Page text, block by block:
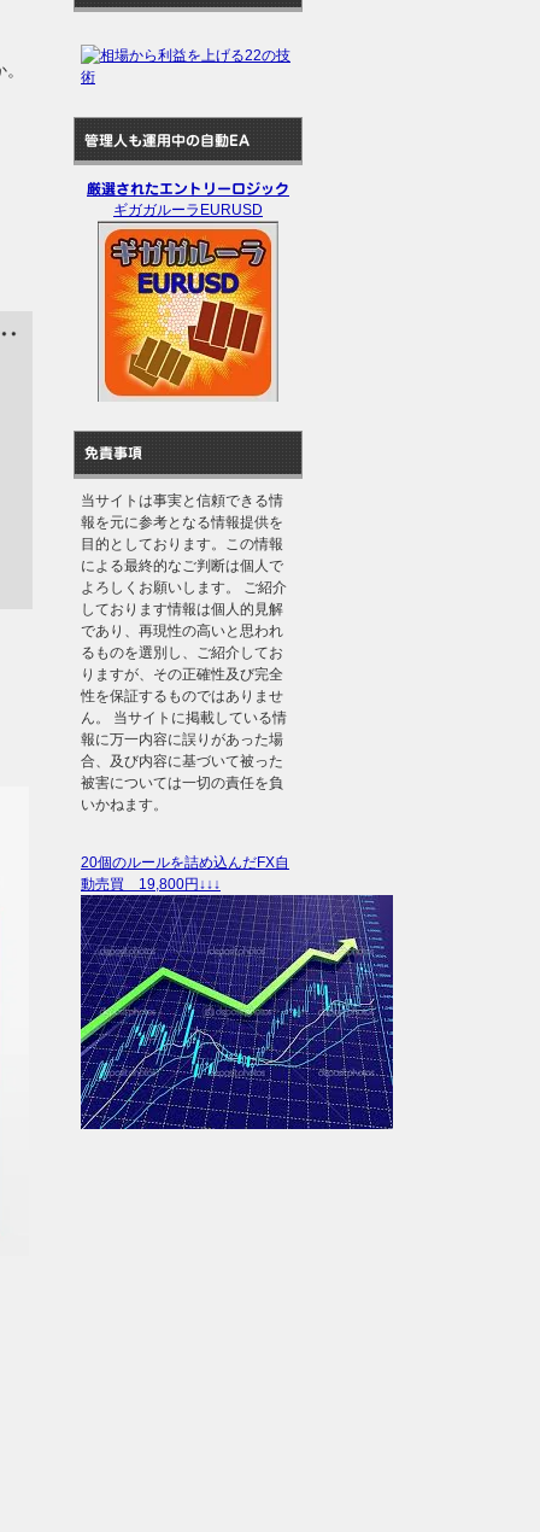
管理人も運用中の自動EA
厳選されたエントリーロジック
ギガガルーラEURUSD
免責事項
当サイトは事実と信頼できる情
報を元に参考となる情報提供を
目的としております。この情報
による最終的なご判断は個人で
よろしくお願いします。 ご紹介
しております情報は個人的見解
であり、再現性の高いと思われ
るものを選別し、ご紹介してお
りますが、その正確性及び完全
性を保証するものではありませ
ん。 当サイトに掲載している情
報に万一内容に誤りがあった場
合、及び内容に基づいて被った
被害については一切の責任を負
いかねます。
20個のルールを詰め込んだFX自
動売買 19,800円↓↓↓